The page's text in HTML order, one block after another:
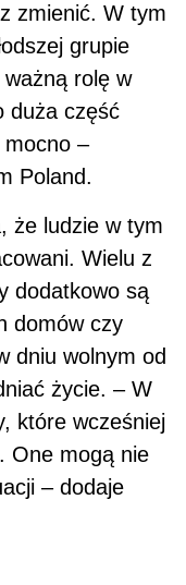
zmienić. W tym
grupie
rolę w
duża część
–
Poland.
że ludzie w tym
Wielu z
dodatkowo są
domów czy
dniu wolnym od
życie. – W
które wcześniej
One mogą nie
– dodaje